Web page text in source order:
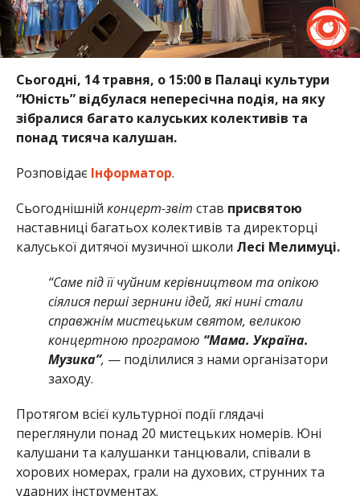
Сьогодні, 14 травня, о 15:00 в Палаці культури
“Юність” відбулася непересічна подія, на яку
зібралися багато калуських колективів та
понад тисяча калушан.
Розповідає Інформатор.
Сьогоднішній концерт-звіт став присвятою
наставниці багатьох колективів та директорці
калуської дитячої музичної школи Лесі Мелимуці.
“Саме під її чуйним керівництвом та опікою
сіялися перші зернини ідей, які нині стали
справжнім мистецьким святом, великою
концертною програмою “Мама. Україна.
Музика”, — поділилися з нами організатори
заходу.
Протягом всієї культурної події глядачі
переглянули понад 20 мистецьких номерів. Юні
калушани та калушанки танцювали, співали в
хорових номерах, грали на духових, струнних та
ударних інструментах.